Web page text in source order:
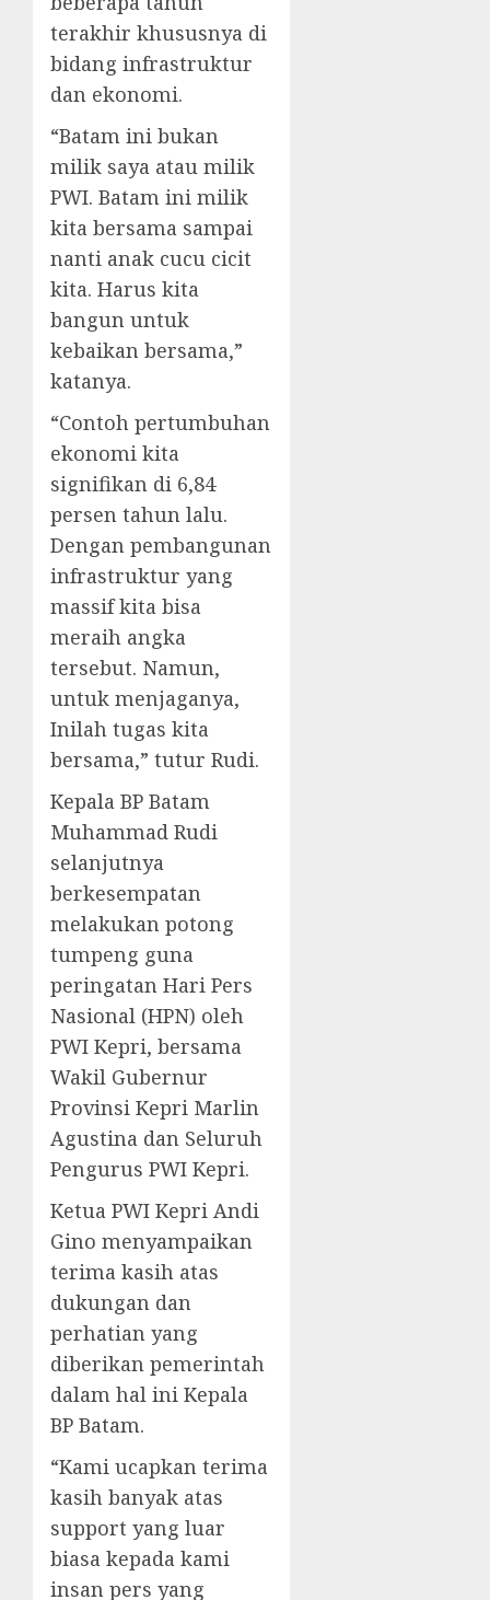
terakhir khususnya di
bidang infrastruktur
dan ekonomi.
“Batam ini bukan
milik saya atau milik
PWI. Batam ini milik
kita bersama sampai
nanti anak cucu cicit
kita. Harus kita
bangun untuk
kebaikan bersama,”
katanya.
“Contoh pertumbuhan
ekonomi kita
signifikan di 6,84
persen tahun lalu.
Dengan pembangunan
infrastruktur yang
massif kita bisa
meraih angka
tersebut. Namun,
untuk menjaganya,
Inilah tugas kita
bersama,” tutur Rudi.
Kepala BP Batam
Muhammad Rudi
selanjutnya
berkesempatan
melakukan potong
tumpeng guna
peringatan Hari Pers
Nasional (HPN) oleh
PWI Kepri, bersama
Wakil Gubernur
Provinsi Kepri Marlin
Agustina dan Seluruh
Pengurus PWI Kepri.
Ketua PWI Kepri Andi
Gino menyampaikan
terima kasih atas
dukungan dan
perhatian yang
diberikan pemerintah
dalam hal ini Kepala
BP Batam.
“Kami ucapkan terima
kasih banyak atas
support yang luar
biasa kepada kami
insan pers yang